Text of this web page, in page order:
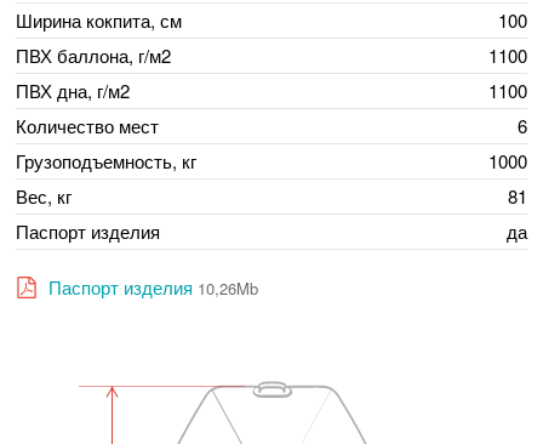
Ширина кокпита, см
100
ПВХ баллона, г/м2
1100
ПВХ дна, г/м2
1100
Количество мест
6
Грузоподъемность, кг
1000
Вес, кг
81
Паспорт изделия
да
Паспорт изделия 10,26Mb